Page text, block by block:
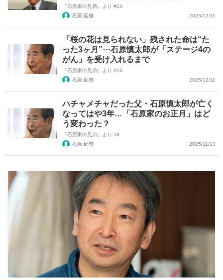
『石原家の兄弟』より #14
石原 延啓
2025/12/11
「桜の花は見られない」残された命は“た
った3ヶ月”⋯石原慎太郎が「ステージ4の
がん」を受け入れるまで
『石原家の兄弟』より #13
石原 延啓
2025/12/11
ハチャメチャだった父・石原慎太郎が亡く
なってはや3年…「石原家のお正月」はど
う変わった？
『石原家の兄弟』より #8
石原 延啓
2025/11/13